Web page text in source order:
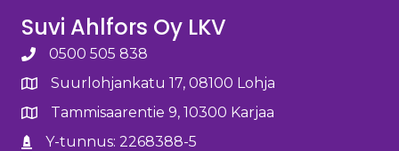
Suvi Ahlfors Oy LKV
0500 505 838
Suurlohjankatu 17, 08100 Lohja
Tammisaarentie 9, 10300 Karjaa
Y-tunnus: 2268388-5